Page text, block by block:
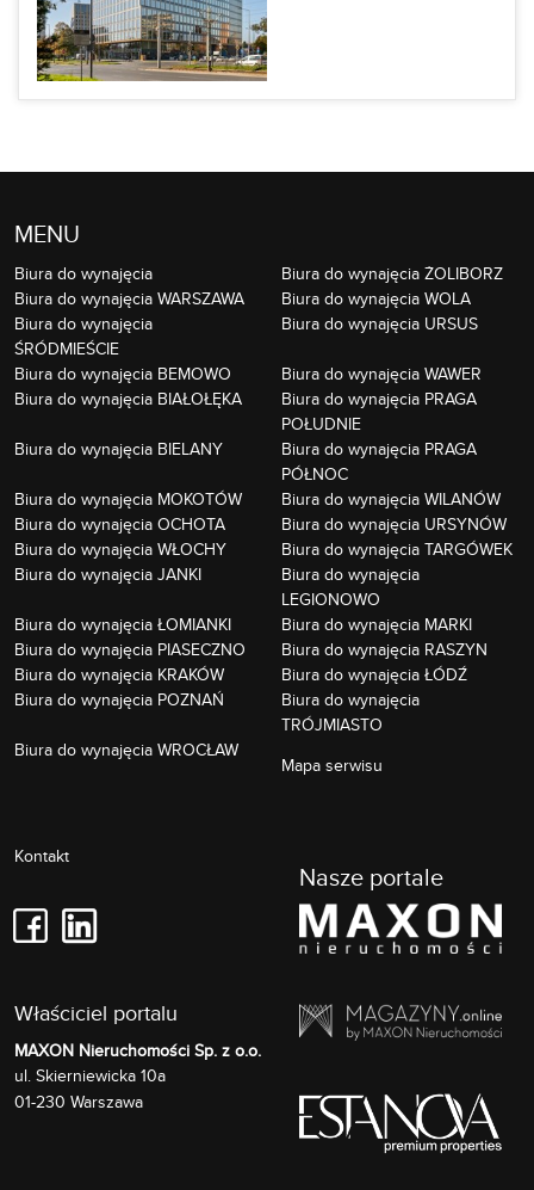
MENU
Biura do wynajęcia
Biura do wynajęcia ŻOLIBORZ
Biura do wynajęcia WARSZAWA
Biura do wynajęcia WOLA
Biura do wynajęcia
ŚRÓDMIEŚCIE
Biura do wynajęcia URSUS
Biura do wynajęcia BEMOWO
Biura do wynajęcia WAWER
Biura do wynajęcia BIAŁOŁĘKA
Biura do wynajęcia PRAGA
POŁUDNIE
Biura do wynajęcia BIELANY
Biura do wynajęcia PRAGA
PÓŁNOC
Biura do wynajęcia MOKOTÓW
Biura do wynajęcia WILANÓW
Biura do wynajęcia OCHOTA
Biura do wynajęcia URSYNÓW
Biura do wynajęcia WŁOCHY
Biura do wynajęcia TARGÓWEK
Biura do wynajęcia JANKI
Biura do wynajęcia
LEGIONOWO
Biura do wynajęcia ŁOMIANKI
Biura do wynajęcia MARKI
Biura do wynajęcia PIASECZNO
Biura do wynajęcia RASZYN
Biura do wynajęcia KRAKÓW
Biura do wynajęcia ŁÓDŹ
Biura do wynajęcia POZNAŃ
Biura do wynajęcia
TRÓJMIASTO
Biura do wynajęcia WROCŁAW
Mapa serwisu
Kontakt
Właściciel portalu
MAXON Nieruchomości Sp. z o.o.
ul. Skierniewicka 10a
01-230 Warszawa
Nasze portale